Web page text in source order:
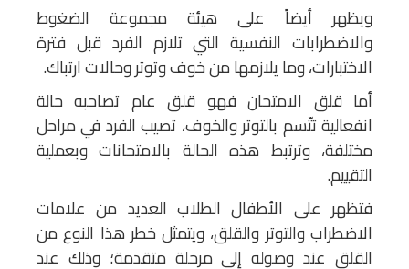
ويظهر أيضاً على هيئة مجموعة الضغوط
والاضطرابات النفسية التي تلازم الفرد قبل فترة
الاختبارات، وما يلازمها من خوف وتوتر وحالات ارتباك.
أما قلق الامتحان فهو قلق عام تصاحبه حالة
انفعالية تتّسم بالتوتر والخوف، تصيب الفرد في مراحل
مختلفة، وترتبط هذه الحالة بالامتحانات وبعملية
التقييم.
فتظهر على الأطفال الطلاب العديد من علامات
الاضطراب والتوتر والقلق، ويتمثل خطر هذا النوع من
القلق عند وصوله إلى مرحلة متقدمة؛ وذلك عند